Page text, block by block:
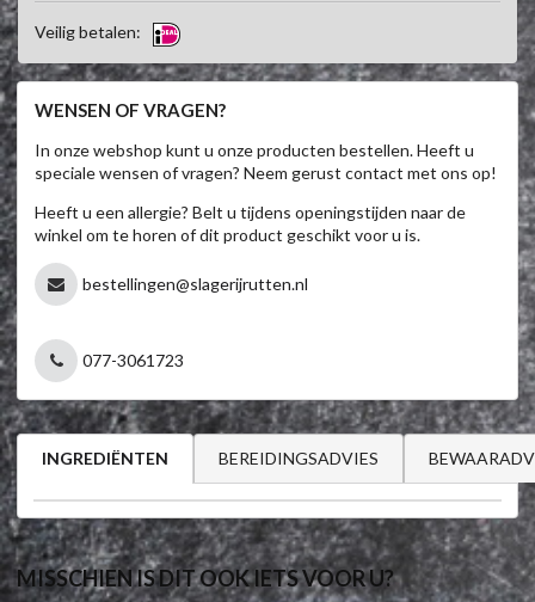
Veilig betalen:
WENSEN OF VRAGEN?
In onze webshop kunt u onze producten bestellen. Heeft u
speciale wensen of vragen? Neem gerust contact met ons op!
Heeft u een allergie? Belt u tijdens openingstijden naar de
winkel om te horen of dit product geschikt voor u is.
bestellingen@slagerijrutten.nl
077-3061723
INGREDIËNTEN BEREIDINGSADVIES
MISSCHIEN IS DIT OOK IETS VOOR U?